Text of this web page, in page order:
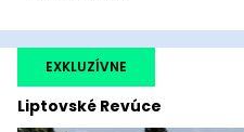
Liptovské Revúce
EXKLUZÍVNE